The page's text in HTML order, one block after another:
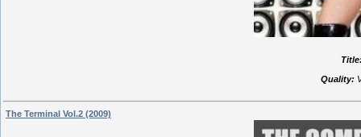
Quality:
The Terminal Vol.2 (2009)